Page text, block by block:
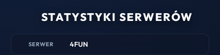
STATYSTYKI SERWERÓW
SERWER 4FUN